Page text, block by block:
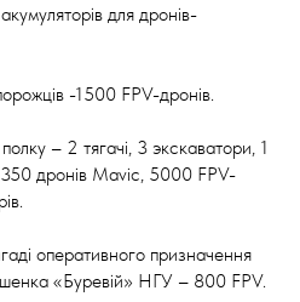
для дронів-
-1500 FPV-дронів.
– 2 тягачі, 3 экскаватори, 1
350 дронів Mavic, 5000 FPV-
оперативного призначення
«Буревій» НГУ – 800 FPV.